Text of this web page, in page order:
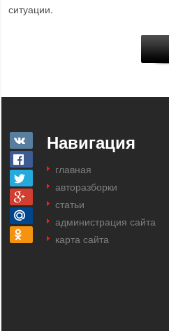
ситуации.
Навигация
главная
авторазборки
статьи
администрация сайта
карта сайта